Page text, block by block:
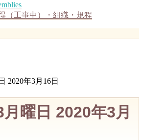
（工事中）・組織・規程
2020年3月16日
月曜日 2020年3月